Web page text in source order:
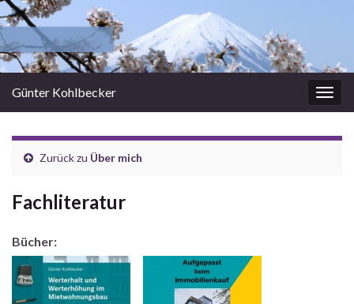
Günter Kohlbecker
Zurück zu Über mich
Fachliteratur
Bücher: